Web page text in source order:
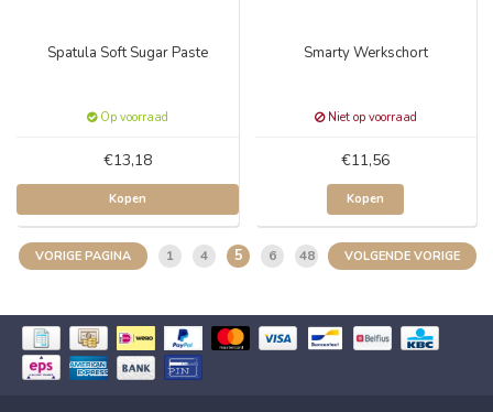
Spatula Soft Sugar Paste
Op voorraad
€13,18
Kopen
Smarty Werkschort
Niet op voorraad
€11,56
Kopen
VORIGE PAGINA 1 4 5 6 48 VOLGENDE VORIGE